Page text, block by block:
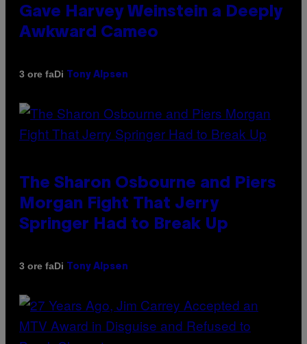
Gave Harvey Weinstein a Deeply
Awkward Cameo
3 ore faDi Tony Alpsen
The Sharon Osbourne and Piers
Morgan Fight That Jerry
Springer Had to Break Up
3 ore faDi Tony Alpsen